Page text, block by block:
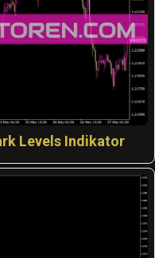
Levels Indikator